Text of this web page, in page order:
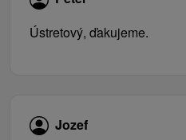
Ústretový, ďakujeme.
Jozef